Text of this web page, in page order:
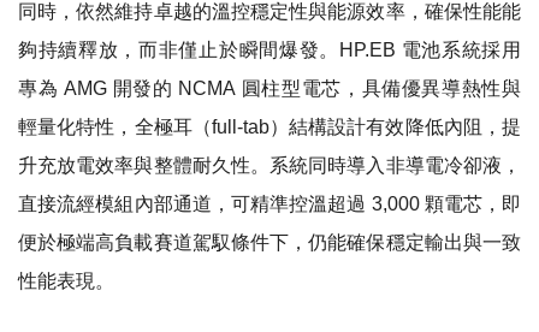
同時，依然維持卓越的溫控穩定性與能源效率，確保性能能
夠持續釋放，而非僅止於瞬間爆發。HP.EB 電池系統採用
專為 AMG 開發的 NCMA 圓柱型電芯，具備優異導熱性與
輕量化特性，全極耳（full-tab）結構設計有效降低內阻，提
升充放電效率與整體耐久性。系統同時導入非導電冷卻液，
直接流經模組內部通道，可精準控溫超過 3,000 顆電芯，即
便於極端高負載賽道駕馭條件下，仍能確保穩定輸出與一致
性能表現。